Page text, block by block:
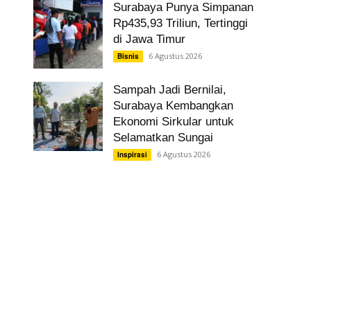
Surabaya Punya Simpanan
Rp435,93 Triliun, Tertinggi
di Jawa Timur
Bisnis 6 Agustus 2026
Sampah Jadi Bernilai,
Surabaya Kembangkan
Ekonomi Sirkular untuk
Selamatkan Sungai
Inspirasi 6 Agustus 2026